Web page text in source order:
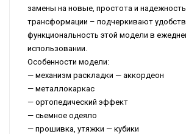
замены на новые, простота и
трансформации – подчеркивают
функциональность этой модели в
использовании.
Особенности модели:
— механизм раскладки — аккордеон
— металлокаркас
— ортопедический эффект
— сьемное одеяло
— прошивка, утяжки — кубики